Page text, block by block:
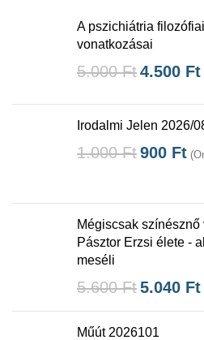
A pszichiátria
vonatkozásai
5.000Ft4.500 Ft
Irodalmi Jelen 2026/
1.000Ft900 Ft
Mégiscsak színésznő
Pásztor Erzsi élete -
meséli
5.600Ft5.040 Ft
Műút 2026101